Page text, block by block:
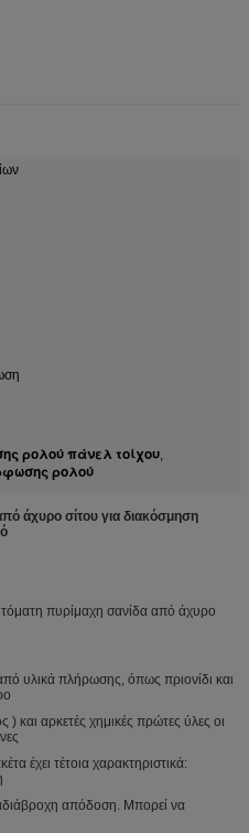
ρολού πάνελ τοίχου,
ρολού
άχυρο σίτου για διακόσμηση
πυρίμαχη σανίδα από άχυρο
υλικά πλήρωσης, όπως πριονίδι και
) και αρκετές χημικές πρώτες ύλες οι
έχει τέτοια χαρακτηριστικά:
απόδοση. Μπορεί να